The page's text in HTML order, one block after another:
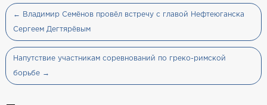
← Владимир Семёнов провёл встречу с главой Нефтеюганска
Сергеем Дегтярёвым
Напутствие участникам соревнований по греко-римской
борьбе →